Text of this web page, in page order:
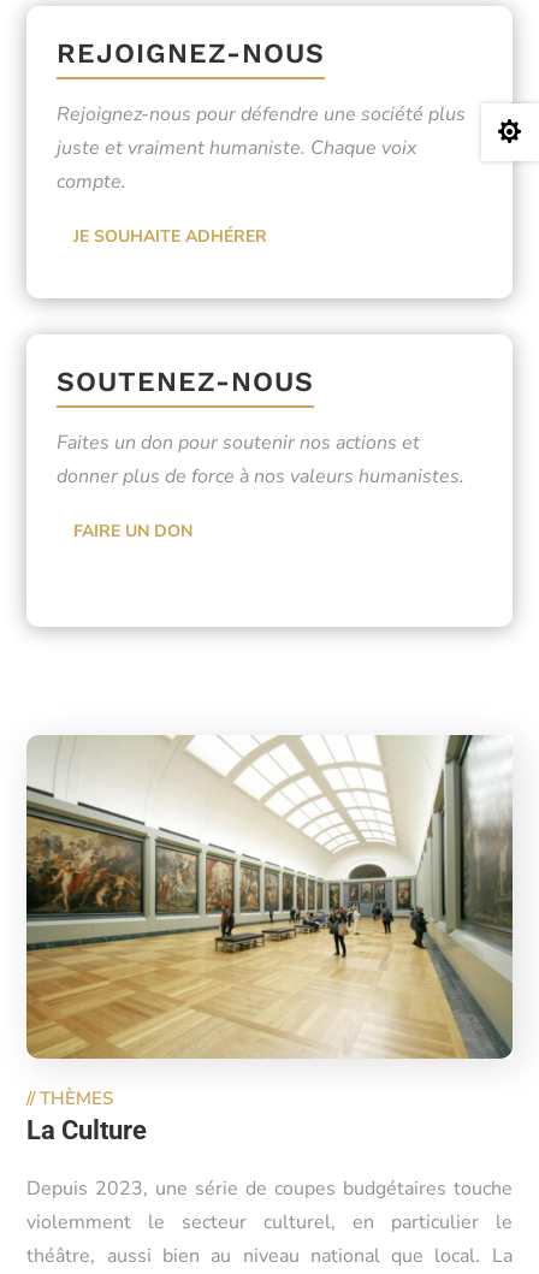
REJOIGNEZ-NOUS
Rejoignez-nous pour défendre une société plus
juste et vraiment humaniste. Chaque voix
compte.
JE SOUHAITE ADHÉRER
SOUTENEZ-NOUS
Faites un don pour soutenir nos actions et
donner plus de force à nos valeurs humanistes.
FAIRE UN DON
//THÈMES
La Culture
Depuis 2023, une série de coupes budgétaires touche
violemment le secteur culturel, en particulier le
théâtre, aussi bien au niveau national que local. La
